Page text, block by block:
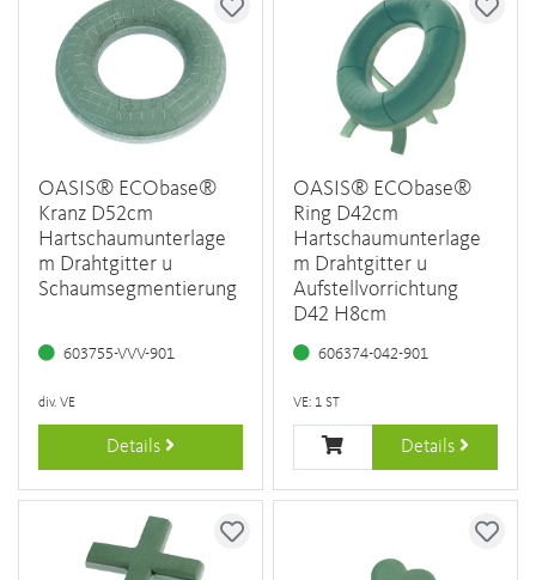
OASIS® ECObase®
Kranz D52cm
Hartschaumunterlage
m Drahtgitter u
Schaumsegmentierung
603755-VVV-901
div. VE
Details
OASIS® ECObase®
Ring D42cm
Hartschaumunterlage
m Drahtgitter u
Aufstellvorrichtung
D42 H8cm
606374-042-901
VE: 1 ST
Details